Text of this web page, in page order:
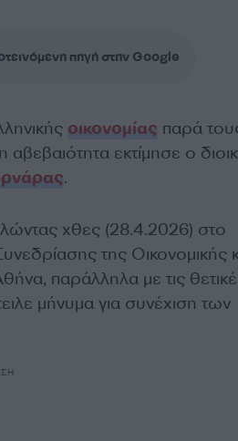
πηγή στην Google
οικονομίας παρά
εκτίμησε ο
.
χθες (28.4.2026) στο
της Οικονομικής
παράλληλα με τις
μήνυμα για συνέχιση των